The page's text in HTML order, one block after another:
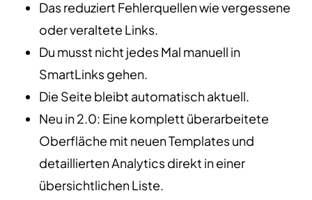
Das reduziert Fehlerquellen wie vergessene
oder veraltete Links.
Du musst nicht jedes Mal manuell in
SmartLinks gehen.
Die Seite bleibt automatisch aktuell.
Neu in 2.0: Eine komplett überarbeitete
Oberfläche mit neuen Templates und
detaillierten Analytics direkt in einer
übersichtlichen Liste.